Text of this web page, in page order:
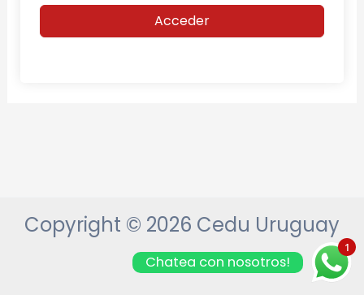
Acceder
Copyright © 2026 Cedu Uruguay
1
Chatea con nosotros!